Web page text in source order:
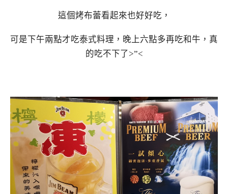
這個烤布蕾看起來也好好吃，
可是下午兩點才吃泰式料理，晚上六點多再吃和牛，真
的吃不下了>”<